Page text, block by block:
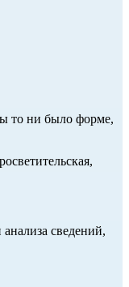
то ни было форме,
сведений,